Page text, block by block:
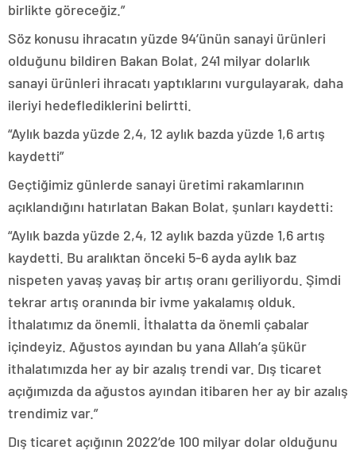
birlikte göreceğiz.”
Söz konusu ihracatın yüzde 94’ünün sanayi ürünleri
olduğunu bildiren Bakan Bolat, 241 milyar dolarlık
sanayi ürünleri ihracatı yaptıklarını vurgulayarak, daha
ileriyi hedeflediklerini belirtti.
“Aylık bazda yüzde 2,4, 12 aylık bazda yüzde 1,6 artış
kaydetti”
Geçtiğimiz günlerde sanayi üretimi rakamlarının
açıklandığını hatırlatan Bakan Bolat, şunları kaydetti:
“Aylık bazda yüzde 2,4, 12 aylık bazda yüzde 1,6 artış
kaydetti. Bu aralıktan önceki 5-6 ayda aylık baz
nispeten yavaş yavaş bir artış oranı geriliyordu. Şimdi
tekrar artış oranında bir ivme yakalamış olduk.
İthalatımız da önemli. İthalatta da önemli çabalar
içindeyiz. Ağustos ayından bu yana Allah’a şükür
ithalatımızda her ay bir azalış trendi var. Dış ticaret
açığımızda da ağustos ayından itibaren her ay bir azalış
trendimiz var.”
Dış ticaret açığının 2022’de 100 milyar dolar olduğunu